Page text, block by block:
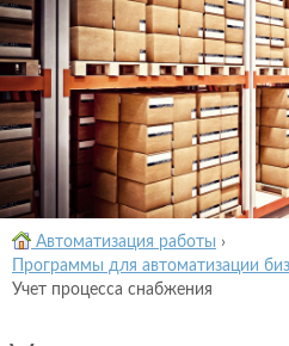
Автоматизация работы ›
Программы для автоматизации
Учет процесса снабжения